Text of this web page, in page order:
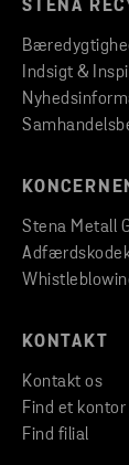
STENA
Indsigt &
Stena Metall
KONTAKT
Kontakt os
Find et kontor
Find filial